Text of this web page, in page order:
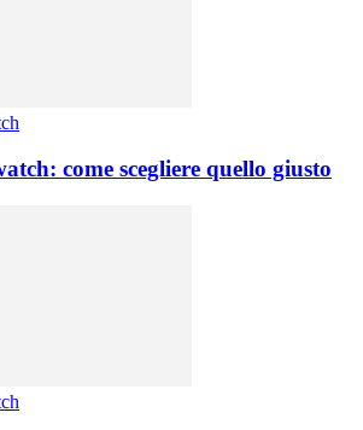
come scegliere quello giusto